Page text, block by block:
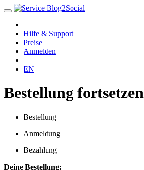
Hilfe & Support
Preise
Anmelden
EN
Bestellung fortsetzen
Bestellung
Anmeldung
Bezahlung
Deine Bestellung: